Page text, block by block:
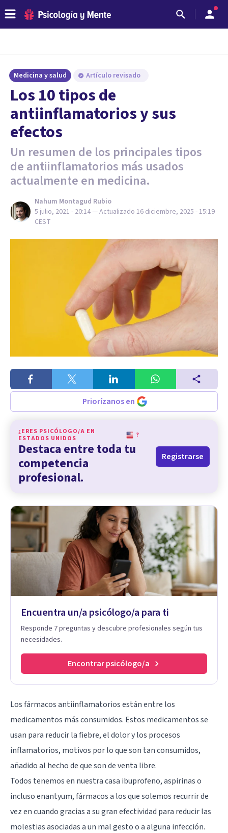
Medicina y salud Artículo revisado
Los 10 tipos de
antiinflamatorios y sus
efectos
Un resumen de los principales tipos
de antiinflamatorios más usados
actualmente en medicina.
Nahum Montagud Rubio
5 julio, 2021 - 20:14— Actualizado 16 diciembre, 2025 - 15:19
CEST
Priorízanos en
¿ERES PSICÓLOGO/A EN
ESTADOS UNIDOS
?
Destaca entre toda tu
competencia
profesional.
Registrarse
Encuentra un/a psicólogo/a para ti
Responde 7 preguntas y descubre profesionales según tus
necesidades.
Encontrar psicólogo/a
Los fármacos antiinflamatorios están entre los
medicamentos más consumidos. Estos medicamentos se
usan para reducir la fiebre, el dolor y los procesos
inflamatorios, motivos por lo que son tan consumidos,
añadido al hecho de que son de venta libre.
Todos tenemos en nuestra casa ibuprofeno, aspirinas o
incluso enantyum, fármacos a los que solemos recurrir de
vez en cuando gracias a su gran efectividad para reducir las
molestias asociadas a un mal gesto o a alguna infección.